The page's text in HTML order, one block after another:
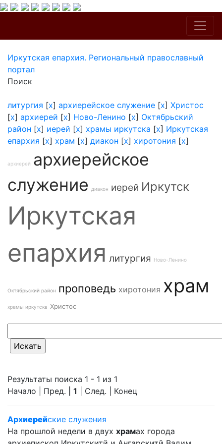
Иркутская епархия. Региональный православный
портал
Поиск
литургия [x] архиерейское служение [x] Христос
[x] архиерей [x] Ново-Ленино [x] Октябрьский
район [x] иерей [x] храмы иркутска [x] Иркутская
епархия [x] храм [x] диакон [x] хиротония [x]
архиерей архиерейское
служение
диакон иерей Иркутск
Иркутская
епархия литургия Ново-Ленино
Октябрьский район проповедь хиротония храм
храмы иркутска Христос
Результаты поиска 1 - 1 из 1
Начало | Пред. | 1 | След. | Конец
Архиерейские служения
На прошлой недели в двух храмах города